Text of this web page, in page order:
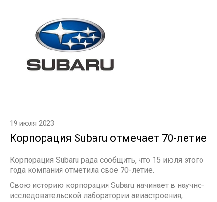
19 июля 2023
Корпорация Subaru отмечает 70-летие
Корпорация Subaru рада сообщить, что 15 июля этого
года компания отметила свое 70-летие.
Свою историю корпорация Subaru начинает в научно-
исследовательской лаборатории авиастроения,